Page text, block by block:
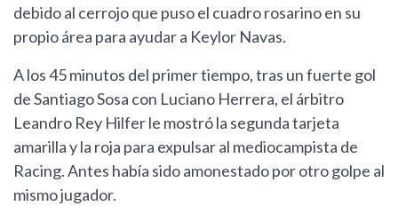
debido al cerrojo que puso el cuadro rosarino en su
propio área para ayudar a Keylor Navas.
A los 45 minutos del primer tiempo, tras un fuerte gol
de Santiago Sosa con Luciano Herrera, el árbitro
Leandro Rey Hilfer le mostró la segunda tarjeta
amarilla y la roja para expulsar al mediocampista de
Racing. Antes había sido amonestado por otro golpe al
mismo jugador.